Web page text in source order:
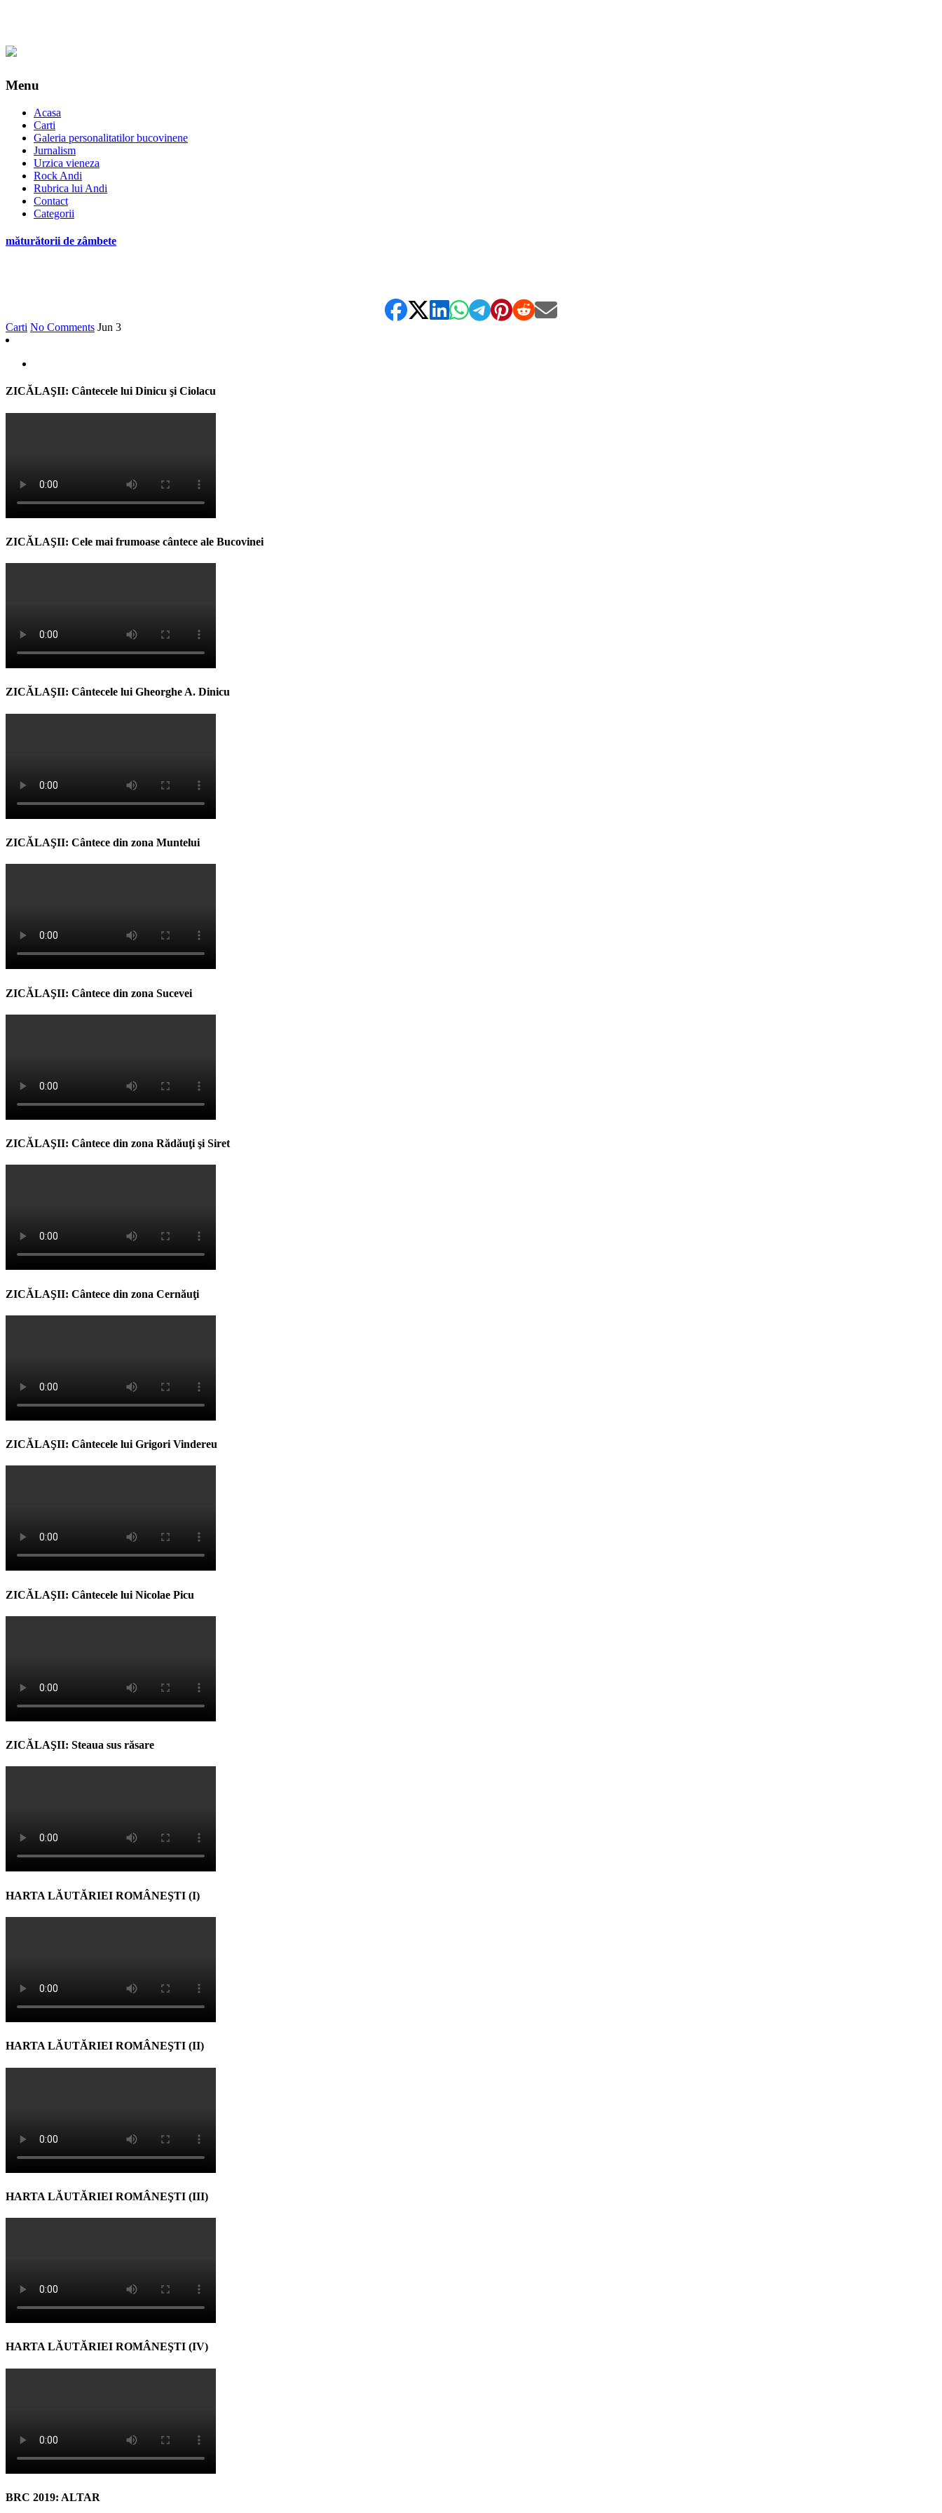
Menu
Acasa
Carti
Galeria personalitatilor bucovinene
Jurnalism
Urzica vieneza
Rock Andi
Rubrica lui Andi
Contact
Categorii
măturătorii de zâmbete
Carti No Comments Jun 3
ZICĂLAŞII: Cântecele lui Dinicu şi Ciolacu
ZICĂLAŞII: Cele mai frumoase cântece ale Bucovinei
ZICĂLAŞII: Cântecele lui Gheorghe A. Dinicu
ZICĂLAŞII: Cântece din zona Muntelui
ZICĂLAŞII: Cântece din zona Sucevei
ZICĂLAŞII: Cântece din zona Rădăuţi şi Siret
ZICĂLAŞII: Cântece din zona Cernăuţi
ZICĂLAŞII: Cântecele lui Grigori Vindereu
ZICĂLAŞII: Cântecele lui Nicolae Picu
ZICĂLAŞII: Steaua sus răsare
HARTA LĂUTĂRIEI ROMÂNEŞTI (I)
HARTA LĂUTĂRIEI ROMÂNEŞTI (II)
HARTA LĂUTĂRIEI ROMÂNEŞTI (III)
HARTA LĂUTĂRIEI ROMÂNEŞTI (IV)
BRC 2019: ALTAR